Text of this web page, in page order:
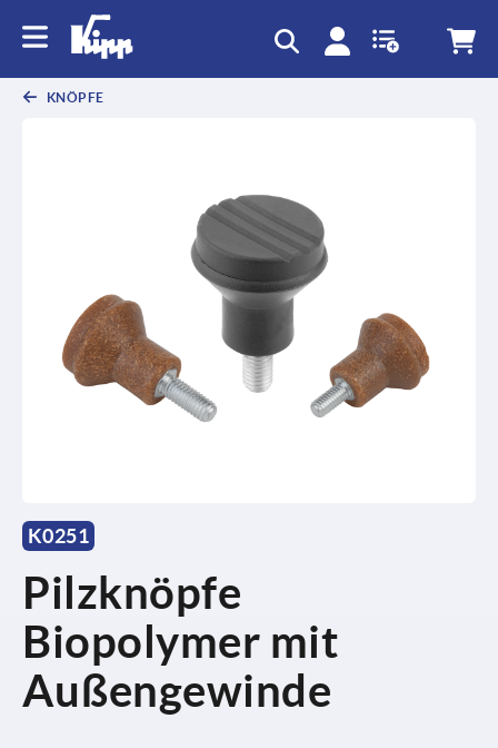
KNÖPFE
K0251
Pilzknöpfe
Biopolymer mit
Außengewinde